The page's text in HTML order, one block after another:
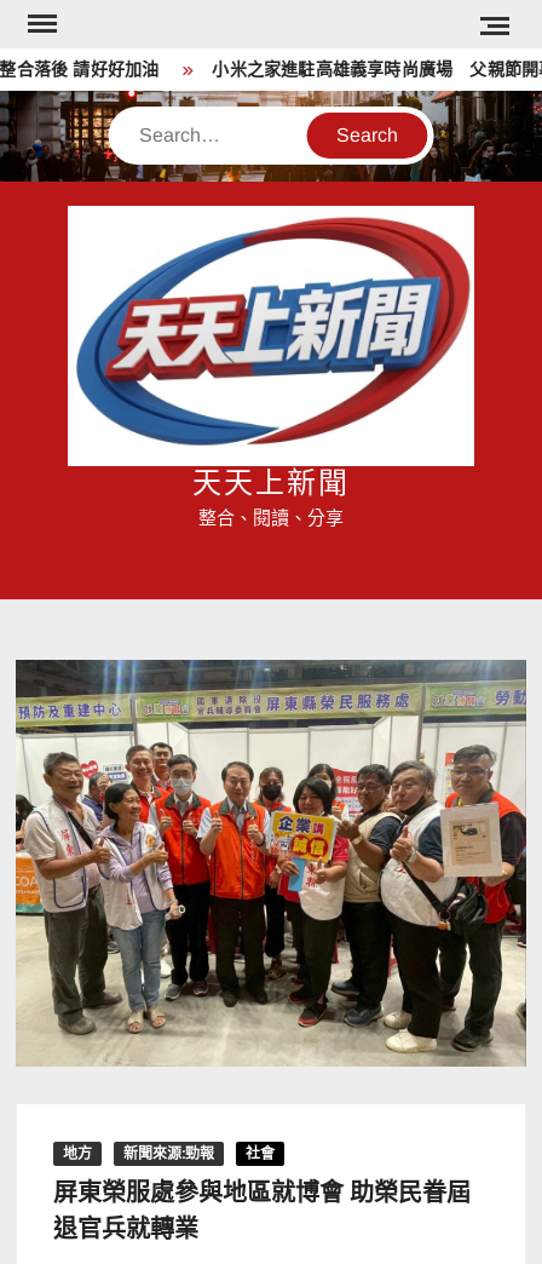
Skip
content
後 請好好加油 小米之家進駐高雄義享時尚廣場 父親節開幕
Search
天天上新聞
整合、閱讀、分享
地方 新聞來源:勁報 社會
屏東榮服處參與地區就博會 助榮民眷屆
退官兵就轉業